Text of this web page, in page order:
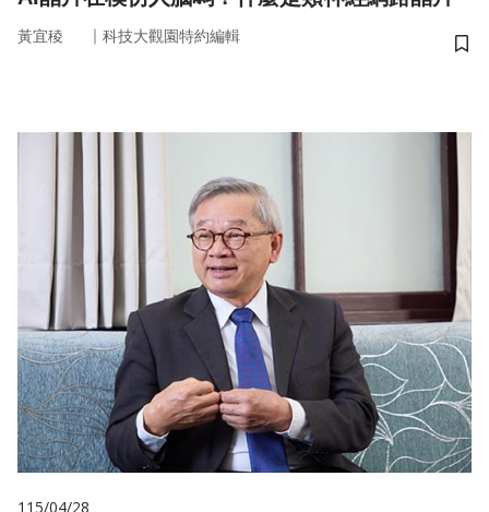
黃宜稜 ｜ 科技大觀園特約編輯
儲
115/04/28